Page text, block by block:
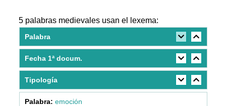
5 palabras medievales usan el lexema:
Palabra
Fecha 1ª docum.
Tipología
emoción